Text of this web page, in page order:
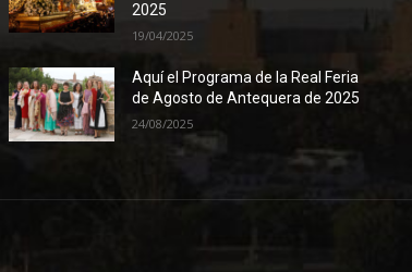
2025
19/04/2025
Aquí el Programa de la Real Feria
de Agosto de Antequera de 2025
24/08/2025